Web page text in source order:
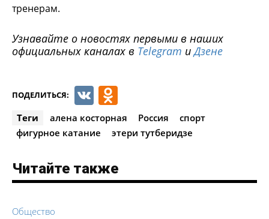
тренерам.
Узнавайте о новостях первыми в наших
официальных каналах в Telegram иДзене
ПОДЕЛИТЬСЯ: VK
Теги алена косторная Россия
спорт
фигурное катание
этери тутберидзе
Читайте также
Общество